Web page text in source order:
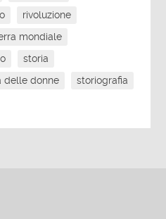
rivoluzione
mondiale
storia
delle donne
storiografia